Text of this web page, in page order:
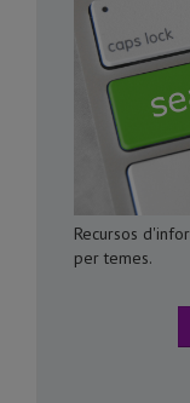
Recursos
per temes.